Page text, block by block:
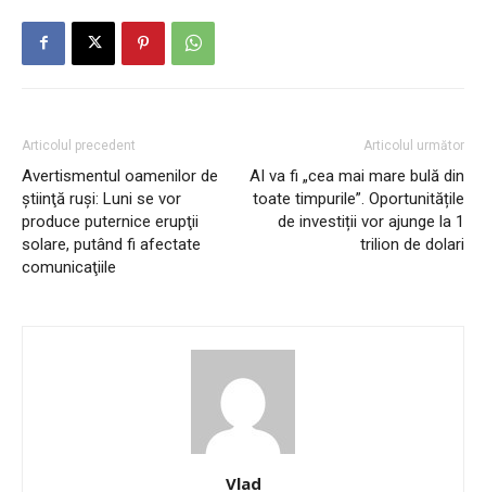
Articolul precedent
Avertismentul oamenilor de
ştiinţă ruşi: Luni se vor
produce puternice erupţii
solare, putând fi afectate
comunicaţiile
Articolul următor
AI va fi „cea mai mare bulă din
toate timpurile”. Oportunitățile
de investiții vor ajunge la 1
trilion de dolari
Vlad